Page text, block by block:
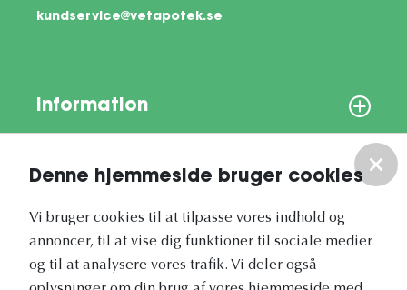
Denne hjemmeside bruger cookies
Vi bruger cookies til at tilpasse vores indhold og
annoncer, til at vise dig funktioner til sociale medier
og til at analysere vores trafik. Vi deler også
kundservice@vetapotek.se
Information
Vores nyhedsbrev